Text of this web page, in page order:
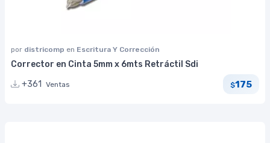
por districomp en Escritura Y Corrección
Corrector en Cinta 5mm x 6mts Retráctil Sdi
+361
Ventas $175